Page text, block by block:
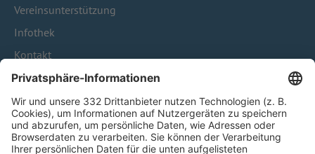
Vereinsunterstützung
Infothek
Kontakt
HÄUFIG BESUCHTE SEITEN
Pässe und Vereinswechsel
Trainerausbildung